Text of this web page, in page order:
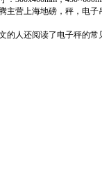
主营上海地磅， 秤， 电子
的人还阅读了电子秤的常